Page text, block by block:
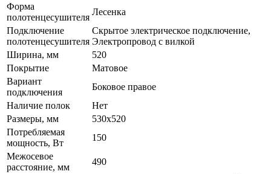
Форма
полотенцесушителя
Лесенка
Подключение
полотенцесушителя
Скрытое электрическое подключение,
Электропровод с вилкой
Ширина, мм
520
Покрытие
Матовое
Вариант
подключения
Боковое правое
Наличие полок
Нет
Размеры, мм
530x520
Потребляемая
мощность, Вт
150
Межосевое
расстояние, мм
490